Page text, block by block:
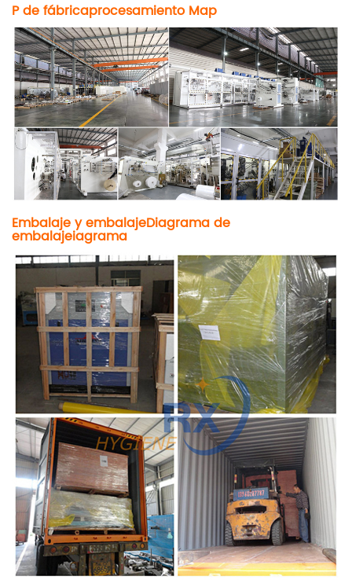
P de fábricaprocesamientoMap
Embalaje y embalajeDiagrama de
embalajeiagrama